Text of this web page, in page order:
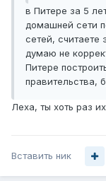
в Питере за 5
домашней сети
сетей, считаете
думаю не
Питере
правительства,
Леха, ты хоть раз
Вставить ник